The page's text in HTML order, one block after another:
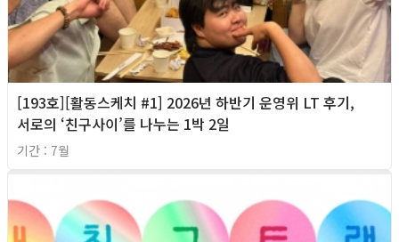
[193호][활동스케치 #1] 2026년 하반기 운영위 LT 후기,
서로의 ‘친구사이’를 나누는 1박 2일
기간 : 7월